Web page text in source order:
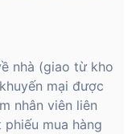
nhà (giao từ kho
mại được
nhân viên liên
mua hàng